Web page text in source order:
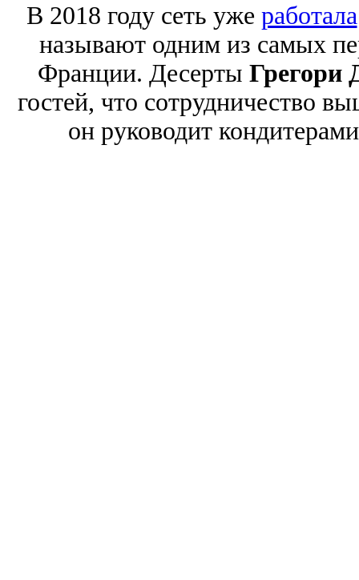
В 2018 году сеть уже работала
называют одним из самых
Франции. Десерты Грегори
гостей, что сотрудничество
он руководит